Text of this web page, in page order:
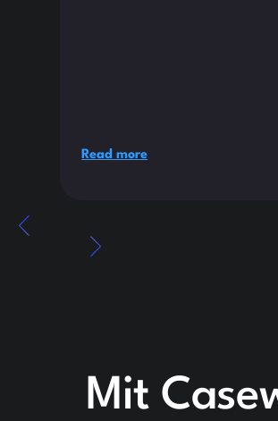
Read more
Mit